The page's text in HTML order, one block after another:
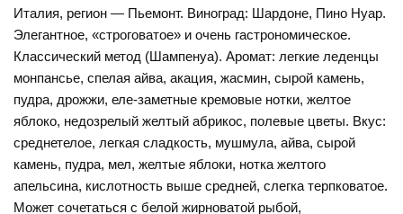
Италия, регион — Пьемонт. Виноград: Шардоне, Пино Нуар.
Элегантное, «строговатое» и очень гастрономическое.
Классический метод (Шампенуа). Аромат: легкие леденцы
монпансье, спелая айва, акация, жасмин, сырой камень,
пудра, дрожжи, еле-заметные кремовые нотки, желтое
яблоко, недозрелый желтый абрикос, полевые цветы. Вкус:
среднетелое, легкая сладкость, мушмула, айва, сырой
камень, пудра, мел, желтые яблоки, нотка желтого
апельсина, кислотность выше средней, слегка терпковатое.
Может сочетаться с белой жирноватой рыбой,